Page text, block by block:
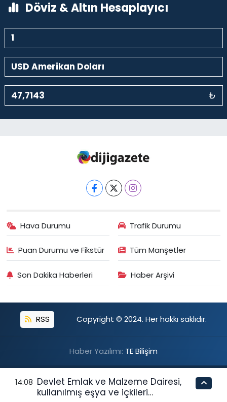
Döviz & Altın Hesaplayıcı
₺
Hava Durumu Trafik Durumu
Puan Durumu ve Fikstür Tüm Manşetler
Son Dakika Haberleri Haber Arşivi
RSS Copyright © 2024. Her hakkı saklıdır.
Haber Yazılımı: TE Bilişim
14:08 Devlet Emlak ve Malzeme Dairesi,
kullanılmış eşya ve içkileri